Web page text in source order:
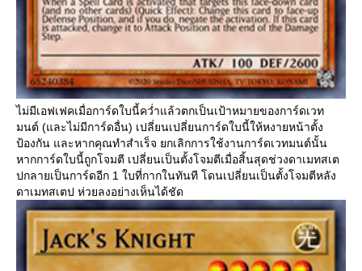
ไม่มีเอฟเฟคเมื่อการ์ดใบนี้คว่ำแล้วตกเป็นเป้าหมายของการ์ดเวท
มนต์ (และไม่มีการ์ดอื่น) เปลี่ยนเปลี่ยนการ์ดใบนี้ให้หงายหน้าตั้ง
ป้องกัน และหากคุณทำสำเร็จ ยกเลิกการใช้งานการ์ดเวทมนต์นั้น
หากการ์ดใบนี้ถูกโจมตี เปลี่ยนเป็นตั้งโจมตีเมื่อสิ้นสุดช่วงดาเมทสเต
ปกลายเป็นการ์ดอีก 1 ใบที่กากในทันที โดนเปลี่ยนเป็นตั้งโจมตีหลัง
ดาเมทสเตป ห่วยลงอย่างเห็นได้ชัด